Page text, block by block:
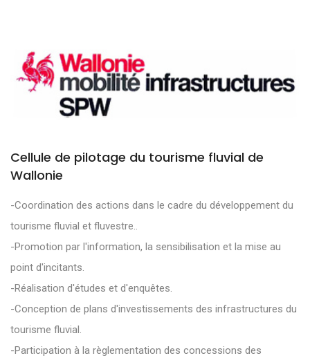
Cellule de pilotage du tourisme fluvial de
Wallonie
-Coordination des actions dans le cadre du développement du
tourisme fluvial et fluvestre..
-Promotion par l'information, la sensibilisation et la mise au
point d'incitants.
-Réalisation d'études et d'enquêtes.
-Conception de plans d'investissements des infrastructures du
tourisme fluvial.
-Participation à la règlementation des concessions des